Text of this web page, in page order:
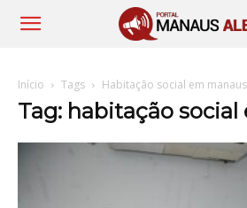
Início Tags Habitação social em manaus
Tag: habitação